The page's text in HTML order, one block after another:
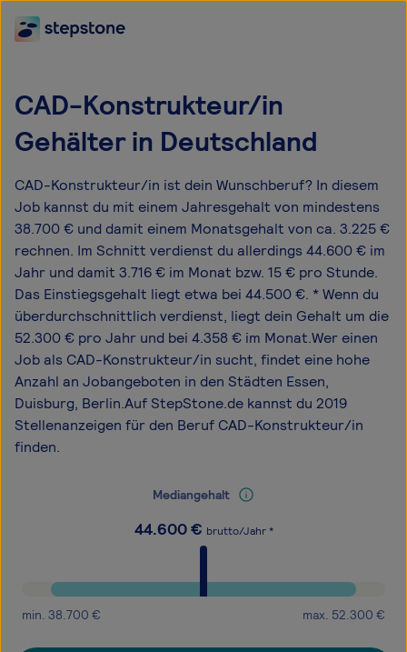
CAD-Konstrukteur/in
Gehälter in Deutschland
CAD-Konstrukteur/in ist dein Wunschberuf? In diesem
Job kannst du mit einem Jahresgehalt von mindestens
38.700 € und damit einem Monatsgehalt von ca. 3.225 €
rechnen. Im Schnitt verdienst du allerdings 44.600 € im
Jahr und damit 3.716 € im Monat bzw. 15 € pro Stunde.
Das Einstiegsgehalt liegt etwa bei 44.500 €. * Wenn du
überdurchschnittlich verdienst, liegt dein Gehalt um die
52.300 € pro Jahr und bei 4.358 € im Monat.Wer einen
Job als CAD-Konstrukteur/in sucht, findet eine hohe
Anzahl an Jobangeboten in den Städten Essen,
Duisburg, Berlin.Auf StepStone.de kannst du 2019
Stellenanzeigen für den Beruf CAD-Konstrukteur/in
finden.
Mediangehalt
44.600€ brutto/Jahr *
min. 38.700 € max. 52.300 €